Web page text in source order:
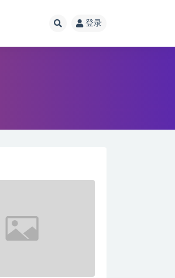
登录